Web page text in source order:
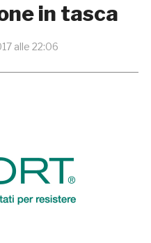
in tasca
alle 22:06